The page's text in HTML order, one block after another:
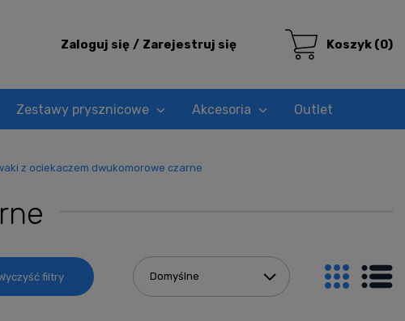
Zaloguj się Zarejestruj się Koszyk (0)
Zestawy prysznicowe Akcesoria Outlet
z ociekaczem dwukomorowe czarne
filtry